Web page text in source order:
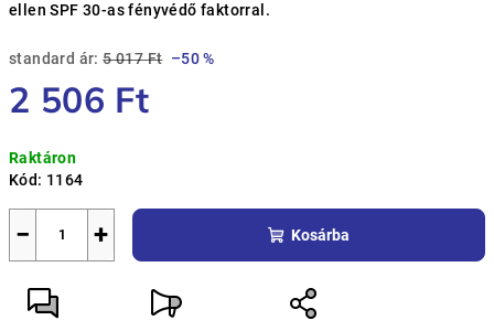
ellen SPF 30-as fényvédő faktorral.
standard ár: 5 017 Ft –50 %
2 506 Ft
Raktáron
Kód: 1164
+
− Kosárba